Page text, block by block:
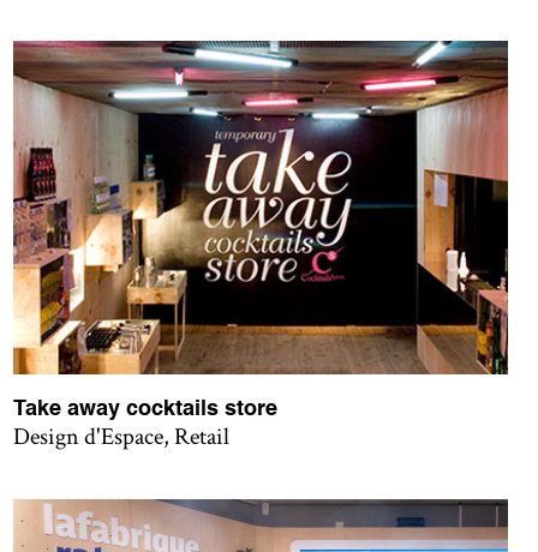
Take away cocktails store
Design d'Espace, Retail